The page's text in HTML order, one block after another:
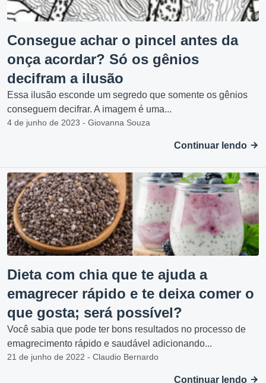
Consegue achar o pincel antes da
onça acordar? Só os gênios
decifram a ilusão
Essa ilusão esconde um segredo que somente os gênios
conseguem decifrar. A imagem é uma...
4 de junho de 2023 - Giovanna Souza
Continuar lendo
Dieta com chia que te ajuda a
emagrecer rápido e te deixa comer o
que gosta; será possível?
Você sabia que pode ter bons resultados no processo de
emagrecimento rápido e saudável adicionando...
21 de junho de 2022 - Claudio Bernardo
Continuar lendo